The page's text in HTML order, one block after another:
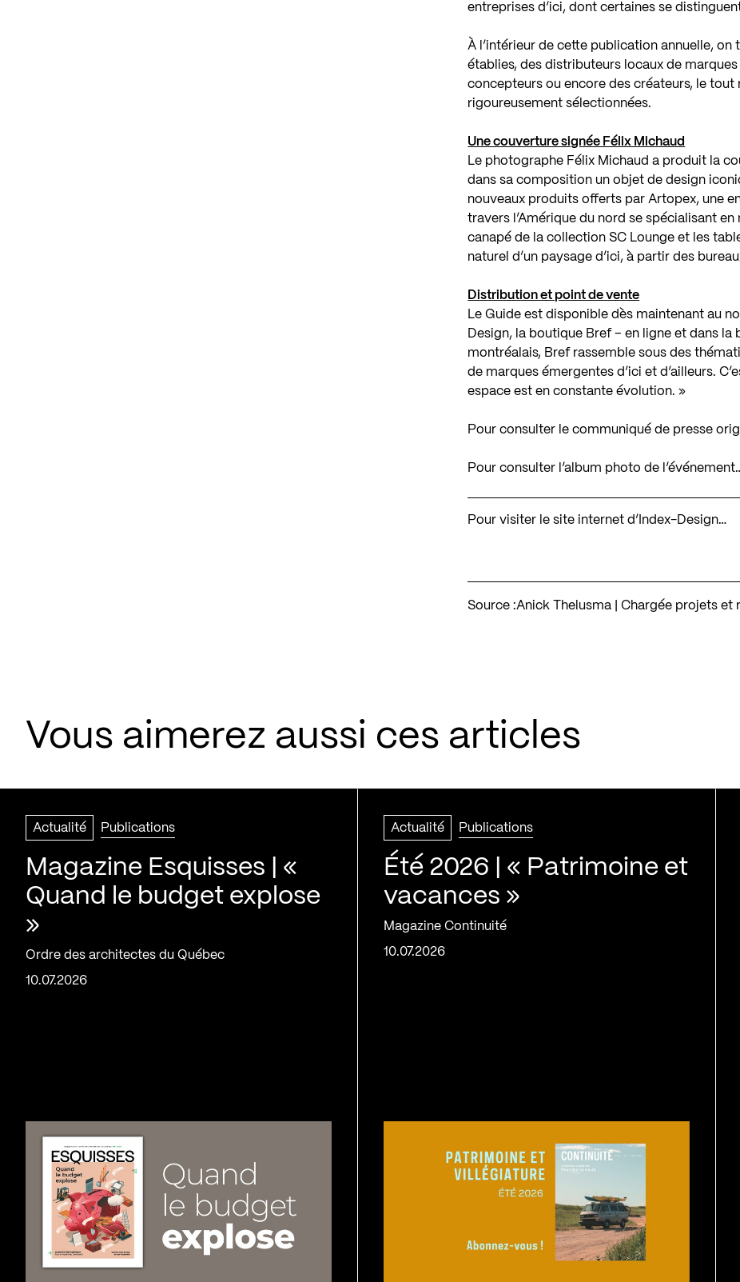
entreprises d’ici, dont certaines se
À l’intérieur de cette publication annuelle,
établies, des distributeurs locaux de
concepteurs ou encore des créateurs, le
rigoureusement sélectionnées.
Une couverture signée Félix Michaud
Le photographe Félix Michaud a produit la
dans sa composition un objet de design
nouveaux produits offerts par Artopex, une
travers l’Amérique du nord se spécialisant
canapé de la collection SC Lounge et les
naturel d’un paysage d’ici, à partir des
Distribution et point de vente
Le Guide est disponible dès maintenant au
Design, la boutique Bref – en ligne et dans la
montréalais, Bref rassemble sous des
de marques émergentes d’ici et d’ailleurs.
espace est en constante évolution. »
Pour consulter le communiqué de presse
Pour consulter l’album photo de
Pour visiter le site internet d’Index-Design…
Source :Anick Thelusma | Chargée projets
Vous aimerez aussi ces articles
Actualité Publications
Magazine Esquisses | «
Quand le budget explose
»
Ordre des architectes du Québec
10.07.2026
Actualité Publications
Été 2026 | « Patrimoine et
vacances »
Magazine Continuité
10.07.2026